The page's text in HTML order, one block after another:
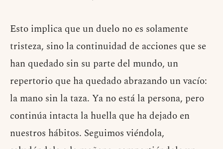
Esto implica que un duelo no es solamente
tristeza, sino la continuidad de acciones que se
han quedado sin su parte del mundo, un
repertorio que ha quedado abrazando un vacío:
la mano sin la taza. Ya no está la persona, pero
continúa intacta la huella que ha dejado en
nuestros hábitos. Seguimos viéndola,